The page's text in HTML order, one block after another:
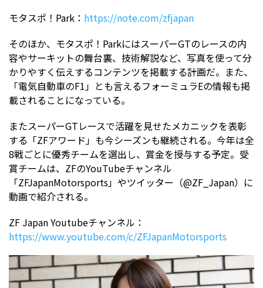
モタスポ！Park： https://note.com/zfjapan
そのほか、モタスポ！ParkにはスーパーGTのレースの内
容やサーキットの舞台裏、技術解説など、写真を使って分
かりやすく伝えするコンテンツを掲載する計画だ。また、
「電気自動車のF1」とも言えるフォーミュラEの情報も掲
載されることになっている。
またスーパーGTレースで活躍を見せたメカニックを表彰
する「ZFアワード」も今シーズンも継続される。今年は全
8戦ごとに優秀チームを選出し、賞金を授与する予定。受
賞チームは、ZFのYouTubeチャンネル
「ZFJapanMotorsports」やツイッター（@ZF_Japan）に
動画で紹介される。
ZF Japan Youtubeチャンネル：
https://www.youtube.com/c/ZFJapanMotorsports